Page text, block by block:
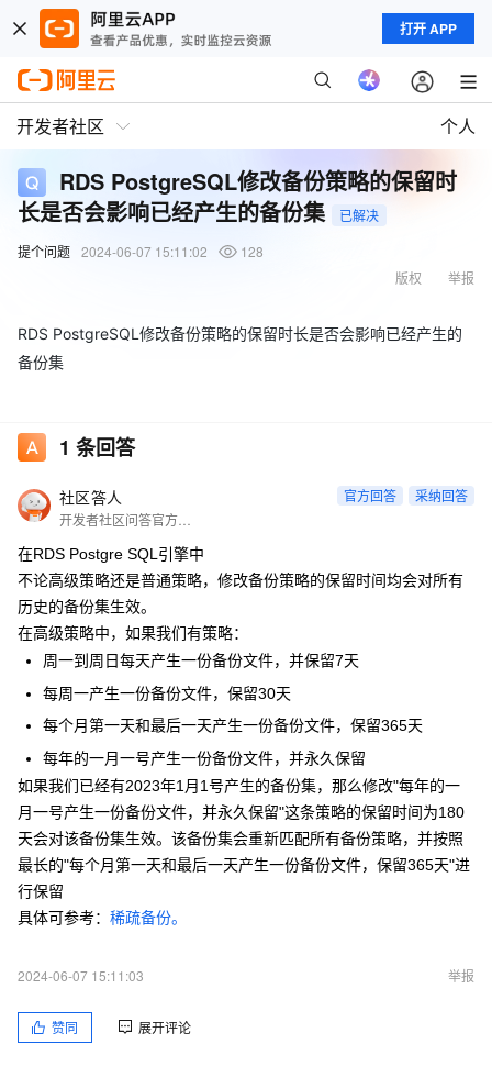
打开 APP
开发者社区 个人
RDS PostgreSQL修改备份策略的保留时
长是否会影响已经产生的备份集
已解决
提个问题 2024-06-07 15:11:02
128
举报
版权
RDS PostgreSQL修改备份策略的保留时长是否会影响已经产生的
备份集
1 条回答
社区答人 官方回答 采纳回答
在RDS Postgre SQL引擎中
不论高级策略还是普通策略，修改备份策略的保留时间均会对所有
历史的备份集生效。
在高级策略中，如果我们有策略：
周一到周日每天产生一份备份文件，并保留7天
每周一产生一份备份文件，保留30天
每个月第一天和最后一天产生一份备份文件，保留365天
每年的一月一号产生一份备份文件，并永久保留
如果我们已经有2023年1月1号产生的备份集，那么修改"每年的一
月一号产生一份备份文件，并永久保留"这条策略的保留时间为180
天会对该备份集生效。该备份集会重新匹配所有备份策略，并按照
最长的"每个月第一天和最后一天产生一份备份文件，保留365天"进
行保留
具体可参考： 稀疏备份。
2024-06-07 15:11:03 举报
赞同 展开评论